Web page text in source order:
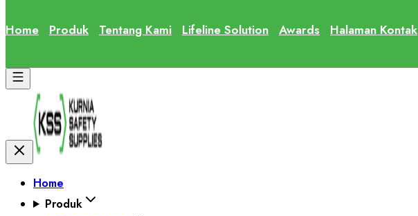
Home Produk Tentang Kami Lifeline Solution Awards Halaman Kontak
Home
Produk